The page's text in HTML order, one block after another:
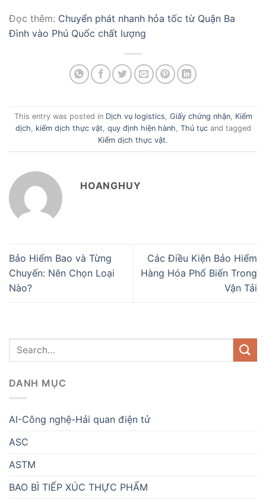
Đọc thêm: Chuyển phát nhanh hỏa tốc từ Quận Ba
Đình vào Phú Quốc chất lượng
This entry was posted in Dịch vụ logistics Giấy chứng nhận, Kiểm
dịch
kiểm dịch thực vật quy định hiện hành Thủ tụcand tagged
Kiểm dịch thực vật.
HOANGHUY
Bảo Hiểm Bao và Từng
Chuyến: Nên Chọn Loại
Nào?
Các Điều Kiện Bảo Hiểm
Hàng Hóa Phổ Biến Trong
Vận Tải
DANH MỤC
AI-Công nghệ-Hải quan điện tử
ASC
ASTM
BAO BÌ TIẾP XÚC THỰC PHẨM